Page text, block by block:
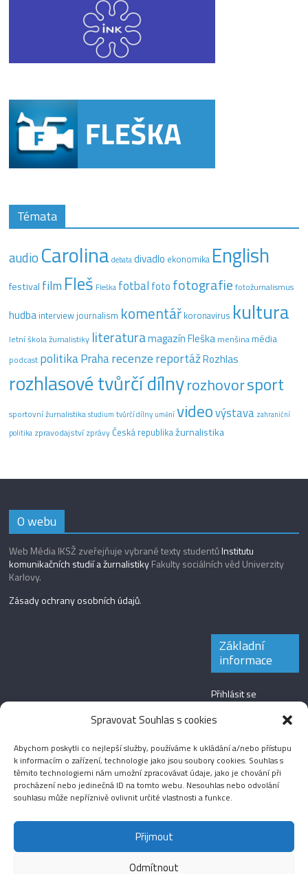
Spravovat Souhlas s cookies
Abychom poskytli co nejlepší služby, používáme k ukládání a/nebo přístupu
k informacím o zařízení, technologie jako jsou soubory cookies. Souhlas s
těmito technologiemi nám umožní zpracovávat údaje, jako je chování při
procházení nebo jedinečná ID na tomto webu. Nesouhlas nebo odvolání
souhlasu může nepříznivě ovlivnit určité vlastnosti a funkce.
Přijmout
Odmítnout
Témata
audio Carolina debata divadlo ekonomika English
festival film Fleš Fleška fotbal foto fotografie fotožurnalismus
hudba interview journalism komentář koronavirus kultura
letní škola žurnalistiky literaturamagazín Fleška menšinamédia
podcast politikaPraharecenzereportážRozhlas
rozhlasové tvůrčí dílnyrozhovorsport
sportovní žurnalistika studium tvůrčí dílny uměnívideovýstava zahraniční
politika zpravodajstvízprávyČeská republikažurnalistika
O webu
Web Média IKSŽ zveřejňuje vybrané texty studentůInstitutu
komunikačních studií a žurnalistikyFakulty sociálních věd Univerzity
Karlovy.
Zásady ochrany osobních údajů.
Základní
informace
Přihlásit se
Zdroj kanálů
Kanál komentářů
Česká lokalizace
Fotografie Audio